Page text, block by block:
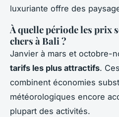
luxuriante offre des
À quelle période les prix
chers à Bali ?
Janvier à mars et octobre-
tarifs les plus attractifs.
combinent économies
météorologiques encore
plupart des activités.